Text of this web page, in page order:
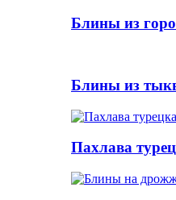
Блины из
Блины из
Пахлава